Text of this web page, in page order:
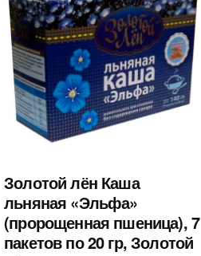
Золотой лён Каша
льняная «Эльфа»
(пророщенная пшеница), 7
пакетов по 20 гр, Золотой